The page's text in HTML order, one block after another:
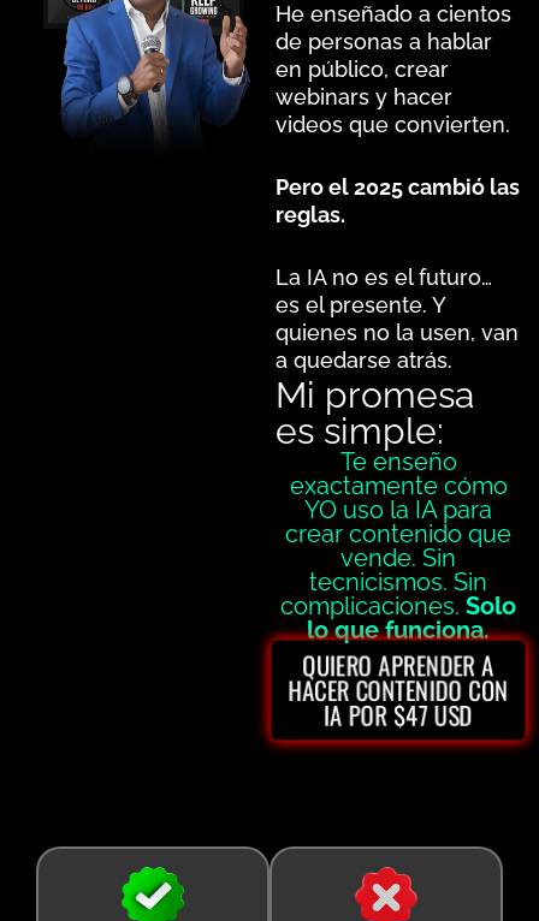
He enseñado a cientos
de personas a hablar
en público, crear
webinars y hacer
videos que convierten.
Pero el 2025 cambió las
reglas.
La IA no es el futuro…
es el presente. Y
quienes no la usen, van
a quedarse atrás.
Mi promesa
es simple:
Te enseño
exactamente cómo
YO uso la IA para
crear contenido que
vende. Sin
tecnicismos. Sin
complicaciones.Solo
lo que funciona.
QUIERO APRENDER A
HACER CONTENIDO CON
IA POR $47 USD